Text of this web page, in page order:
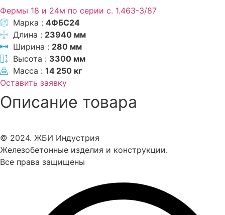
Фермы 18 и 24м по серии с. 1.463-3/87
Марка : 4ФБС24
Длина : 23940 мм
Ширина : 280 мм
Высота : 3300 мм
Масса : 14 250 кг
Оставить заявку
Описание товара
© 2024. ЖБИ Индустрия
Железобетонные изделия и конструкции.
Все права защищены